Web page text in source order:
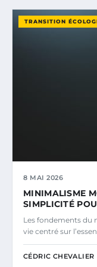
TRANSITION
8 MAI 2026
MINIMALISME
SIMPLICITÉ
Les fondements du
vie centré sur
CÉDRIC CHEVALIER